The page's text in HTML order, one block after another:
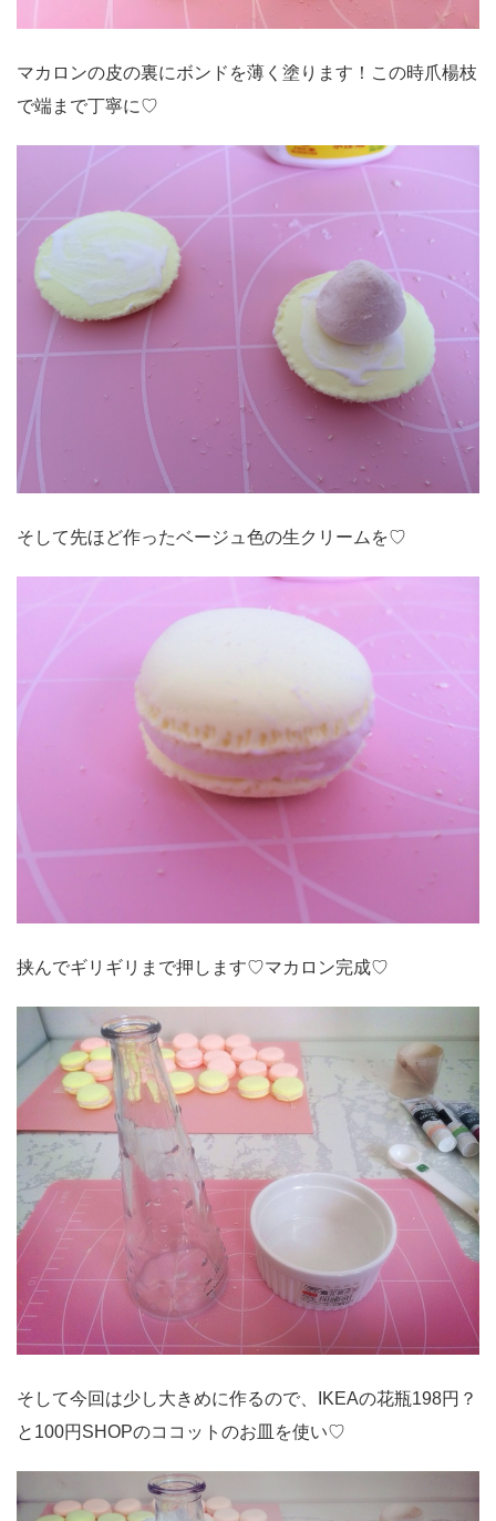
マカロンの皮の裏にボンドを薄く塗ります！この時爪楊枝
で端まで丁寧に♡
そして先ほど作ったベージュ色の生クリームを♡
挟んでギリギリまで押します♡マカロン完成♡
そして今回は少し大きめに作るので、IKEAの花瓶198円？
と100円SHOPのココットのお皿を使い♡